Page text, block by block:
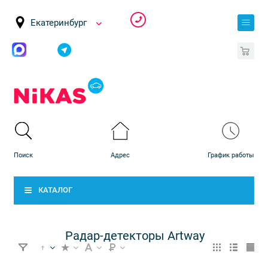
Екатеринбург
КАТАЛОГ
Радар-детекторы Artway